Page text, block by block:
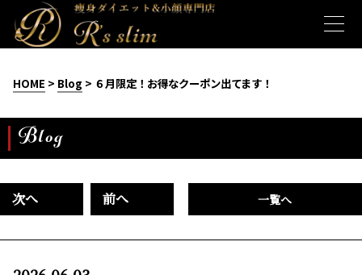
HOME > Blog > ６月限定！お得なクーポン出てます！
Blog
次へ 前へ 一覧へ